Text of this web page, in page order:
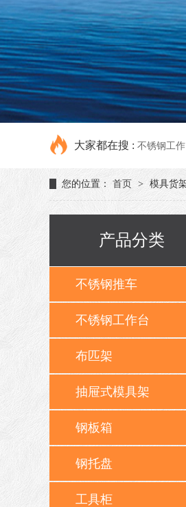
大家都在搜 : 不锈钢工
您的位置： 首页 > 模具货
产品分类
不锈钢推车
不锈钢工作台
布匹架
抽屉式模具架
钢板箱
钢托盘
工具柜